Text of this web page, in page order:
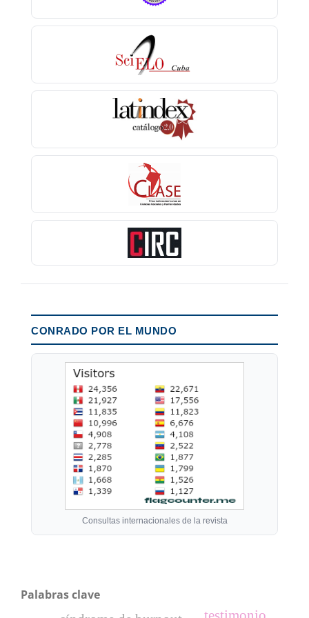
CONRADO POR EL MUNDO
Consultas internacionales de la revista
Palabras clave